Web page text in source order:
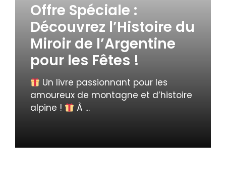
Offre Spéciale :
Découvrez l’Histoire du
Miroir de l’Argentine
pour les Fêtes !
Un livre passionnant pour les
amoureux de montagne et d’histoire
alpine !
À ...